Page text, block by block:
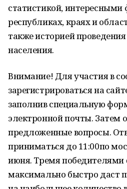
статистикой, интересными
республиках, краях и
также историей
населения.
Внимание! Для участия в
зарегистрироваться на
заполнив специальную
электронной почты. Затем
предложенные вопросы.
приниматься до 11:00по
июня. Тремя победителями
максимально быстро даст